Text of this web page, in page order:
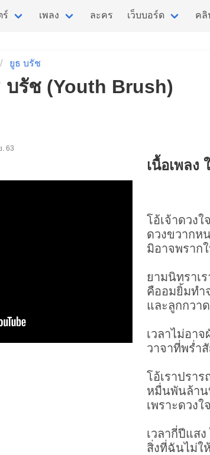
ร์ เพลง ละคร เว็บบอร์ด คลิ
ยูธ บรัช
บรัช (Youth Brush)
. 63
เนื้อเพลง
โอ้เจ้าดวง
ดวงขวากห
มิอาจพราก
ยามนิทราเ
คืออมยิ้มทำ
และลูกกวา
เวลาไม่อา
วาจาที่พร่ำ
โอ้เราปรา
หมื่นพันล้าน
เพราะดวงใ
เวลากี่ปีแส
สิ่งที่ฉันไม่ใ